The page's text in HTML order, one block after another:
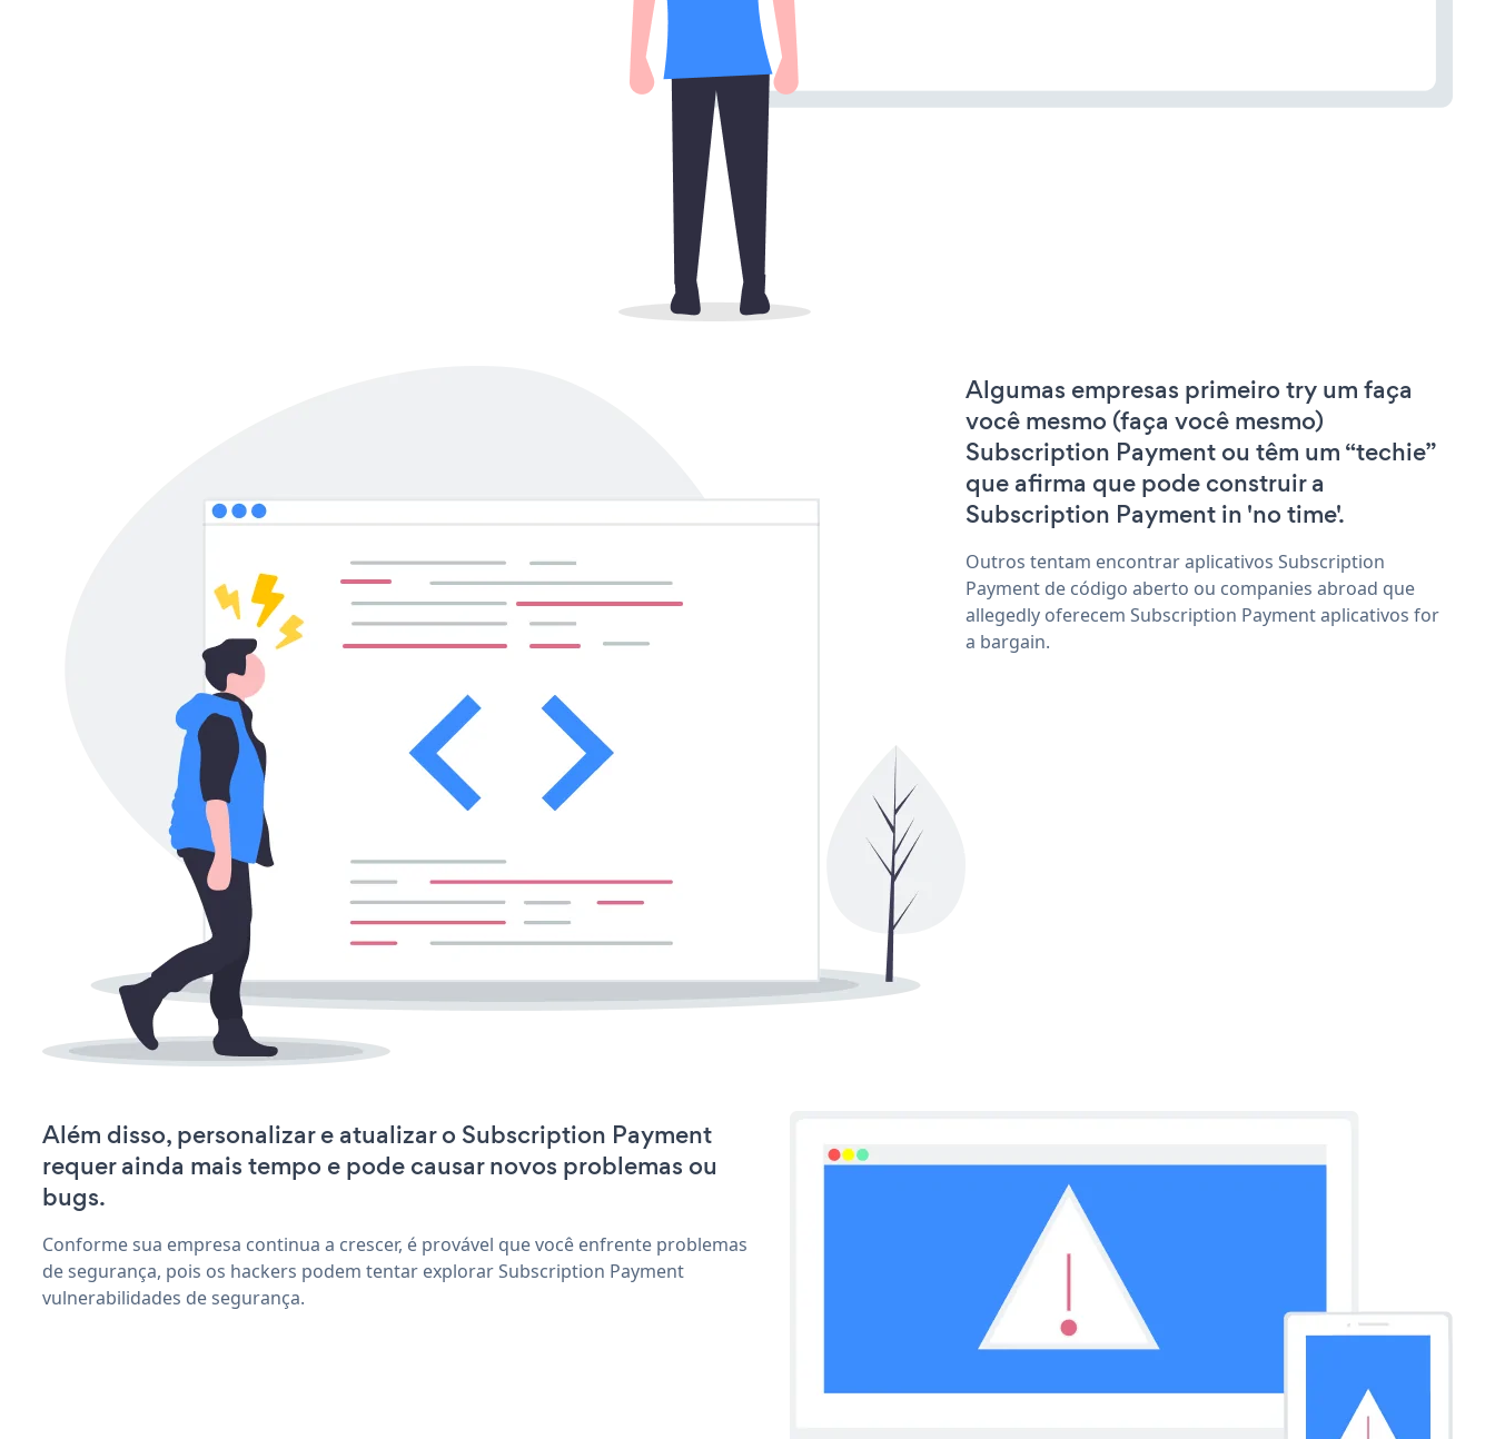
Algumas empresas primeiro try um faça
você mesmo (faça você mesmo)
Subscription Payment ou têm um “techie”
que afirma que pode construir a
Subscription Payment in 'no time'.
Outros tentam encontrar aplicativos Subscription
Payment de código aberto ou companies abroad que
allegedly oferecem Subscription Payment aplicativos for
a bargain.
Além disso, personalizar e atualizar o Subscription Payment
requer ainda mais tempo e pode causar novos problemas ou
bugs.
Conforme sua empresa continua a crescer, é provável que você enfrente problemas
de segurança, pois os hackers podem tentar explorar Subscription Payment
vulnerabilidades de segurança.